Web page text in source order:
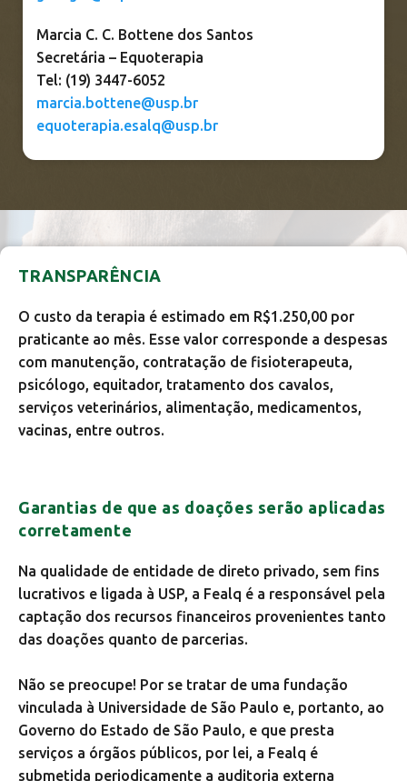
Marcia C. C. Bottene dos Santos
Secretária – Equoterapia
Tel: (19) 3447-6052
marcia.bottene@usp.br
equoterapia.esalq@usp.br
TRANSPARÊNCIA
O custo da terapia é estimado em R$1.250,00 por
praticante ao mês. Esse valor corresponde a despesas
com manutenção, contratação de fisioterapeuta,
psicólogo, equitador, tratamento dos cavalos,
serviços veterinários, alimentação, medicamentos,
vacinas, entre outros.
Garantias de que as doações serão aplicadas
corretamente
Na qualidade de entidade de direto privado, sem fins
lucrativos e ligada à USP, a Fealq é a responsável pela
captação dos recursos financeiros provenientes tanto
das doações quanto de parcerias.
Não se preocupe! Por se tratar de uma fundação
vinculada à Universidade de São Paulo e, portanto, ao
Governo do Estado de São Paulo, e que presta
serviços a órgãos públicos, por lei, a Fealq é
submetida periodicamente a auditoria externa